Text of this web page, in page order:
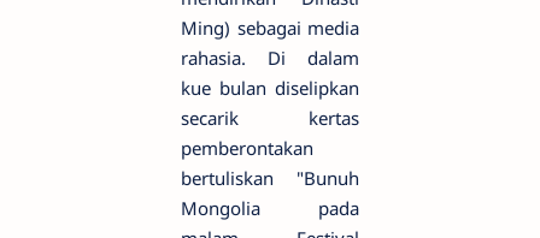
Ming) sebagai media
rahasia. Di dalam
kue bulan diselipkan
secarik kertas
pemberontakan
bertuliskan "Bunuh
Mongolia pada